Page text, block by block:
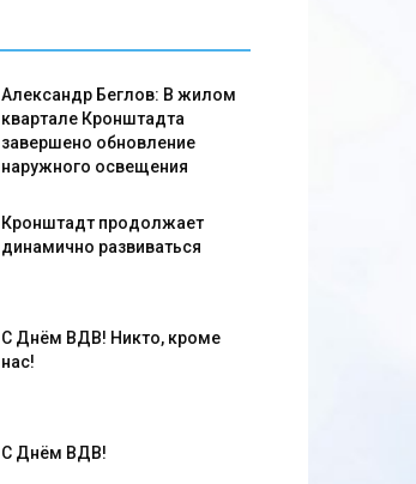
Александр Беглов: В жилом
квартале Кронштадта
завершено обновление
наружного освещения
Кронштадт продолжает
динамично развиваться
С Днём ВДВ! Никто, кроме
нас!
С Днём ВДВ!